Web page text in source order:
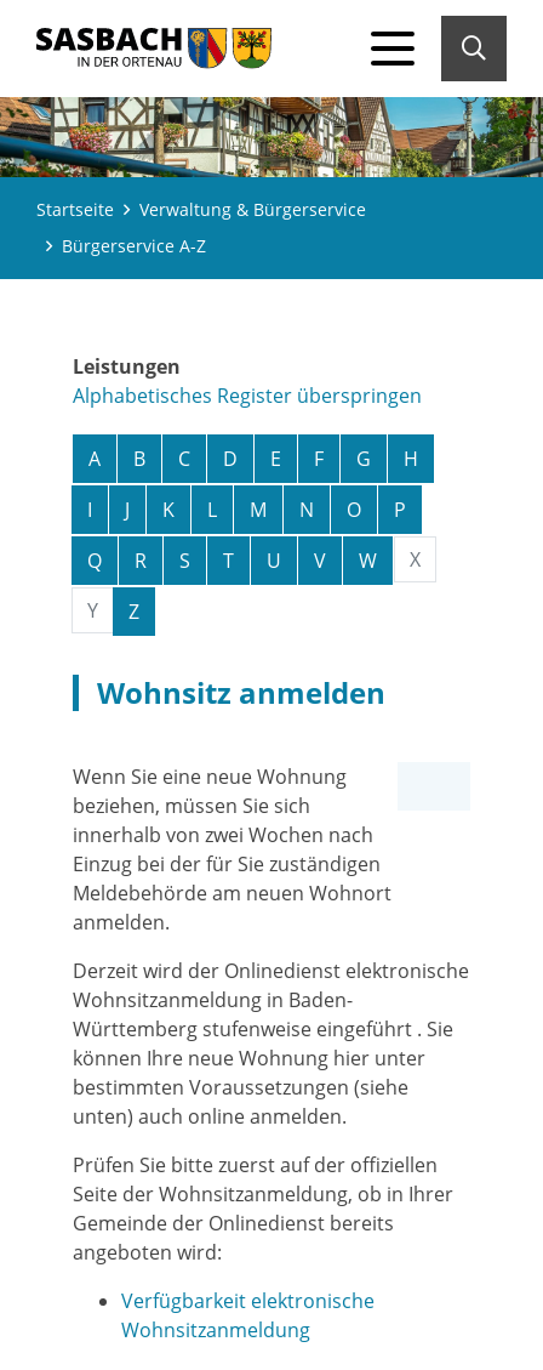
Startseite
Verwaltung & Bürgerservice
Bürgerservice A-Z
Leistungen
Alphabetisches Register überspringen
A B C D E F G
H
I
J K L M N O
P
Q
R S T U V W
X
Y
Z
Wohnsitz anmelden
Wenn Sie eine neue Wohnung
beziehen, müssen Sie sich
innerhalb von zwei Wochen nach
Einzug bei der für Sie zuständigen
Meldebehörde am neuen Wohnort
anmelden.
Derzeit wird der Onlinedienst elektronische
Wohnsitzanmeldung in Baden-
Württemberg stufenweise eingeführt . Sie
können Ihre neue Wohnung hier unter
bestimmten Voraussetzungen (siehe
unten) auch online anmelden.
Prüfen Sie bitte zuerst auf der offiziellen
Seite der Wohnsitzanmeldung, ob in Ihrer
Gemeinde der Onlinedienst bereits
angeboten wird:
Verfügbarkeit elektronische
Wohnsitzanmeldung